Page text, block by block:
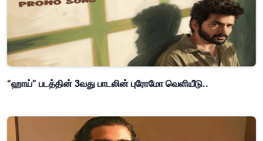
“ஹாய்” படத்தின் 3வது பாடலின் புரோமோ வெளியீடு..